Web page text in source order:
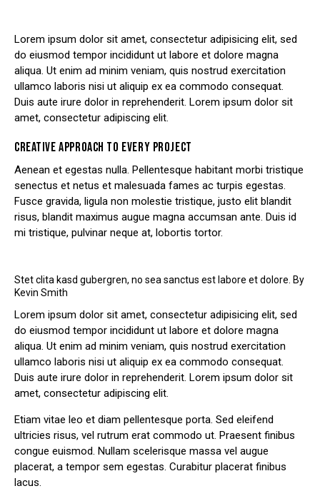
Lorem ipsum dolor sit amet, consectetur adipisicing elit, sed
do eiusmod tempor incididunt ut labore et dolore magna
aliqua. Ut enim ad minim veniam, quis nostrud exercitation
ullamco laboris nisi ut aliquip ex ea commodo consequat.
Duis aute irure dolor in reprehenderit. Lorem ipsum dolor sit
amet, consectetur adipiscing elit.
CREATIVE APPROACH TO EVERY PROJECT
Aenean et egestas nulla. Pellentesque habitant morbi tristique
senectus et netus et malesuada fames ac turpis egestas.
Fusce gravida, ligula non molestie tristique, justo elit blandit
risus, blandit maximus augue magna accumsan ante. Duis id
mi tristique, pulvinar neque at, lobortis tortor.
Stet clita kasd gubergren, no sea sanctus est labore et dolore. By
Kevin Smith
Lorem ipsum dolor sit amet, consectetur adipisicing elit, sed
do eiusmod tempor incididunt ut labore et dolore magna
aliqua. Ut enim ad minim veniam, quis nostrud exercitation
ullamco laboris nisi ut aliquip ex ea commodo consequat.
Duis aute irure dolor in reprehenderit. Lorem ipsum dolor sit
amet, consectetur adipiscing elit.
Etiam vitae leo et diam pellentesque porta. Sed eleifend
ultricies risus, vel rutrum erat commodo ut. Praesent finibus
congue euismod. Nullam scelerisque massa vel augue
placerat, a tempor sem egestas. Curabitur placerat finibus
lacus.